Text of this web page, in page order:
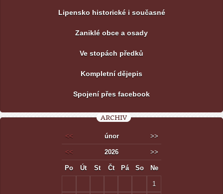
Lipensko historické i současné
Zaniklé obce a osady
Ve stopách předků
Kompletní dějepis
Spojení přes facebook
ARCHIV
<< únor >>
<< 2026 >>
Po Út St Čt Pá So Ne
1